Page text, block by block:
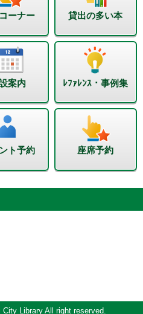
ーナー 貸出の多い本
案内 ﾚﾌｧﾚﾝｽ・事例集
ト予約 座席予約
Library All right reserved.